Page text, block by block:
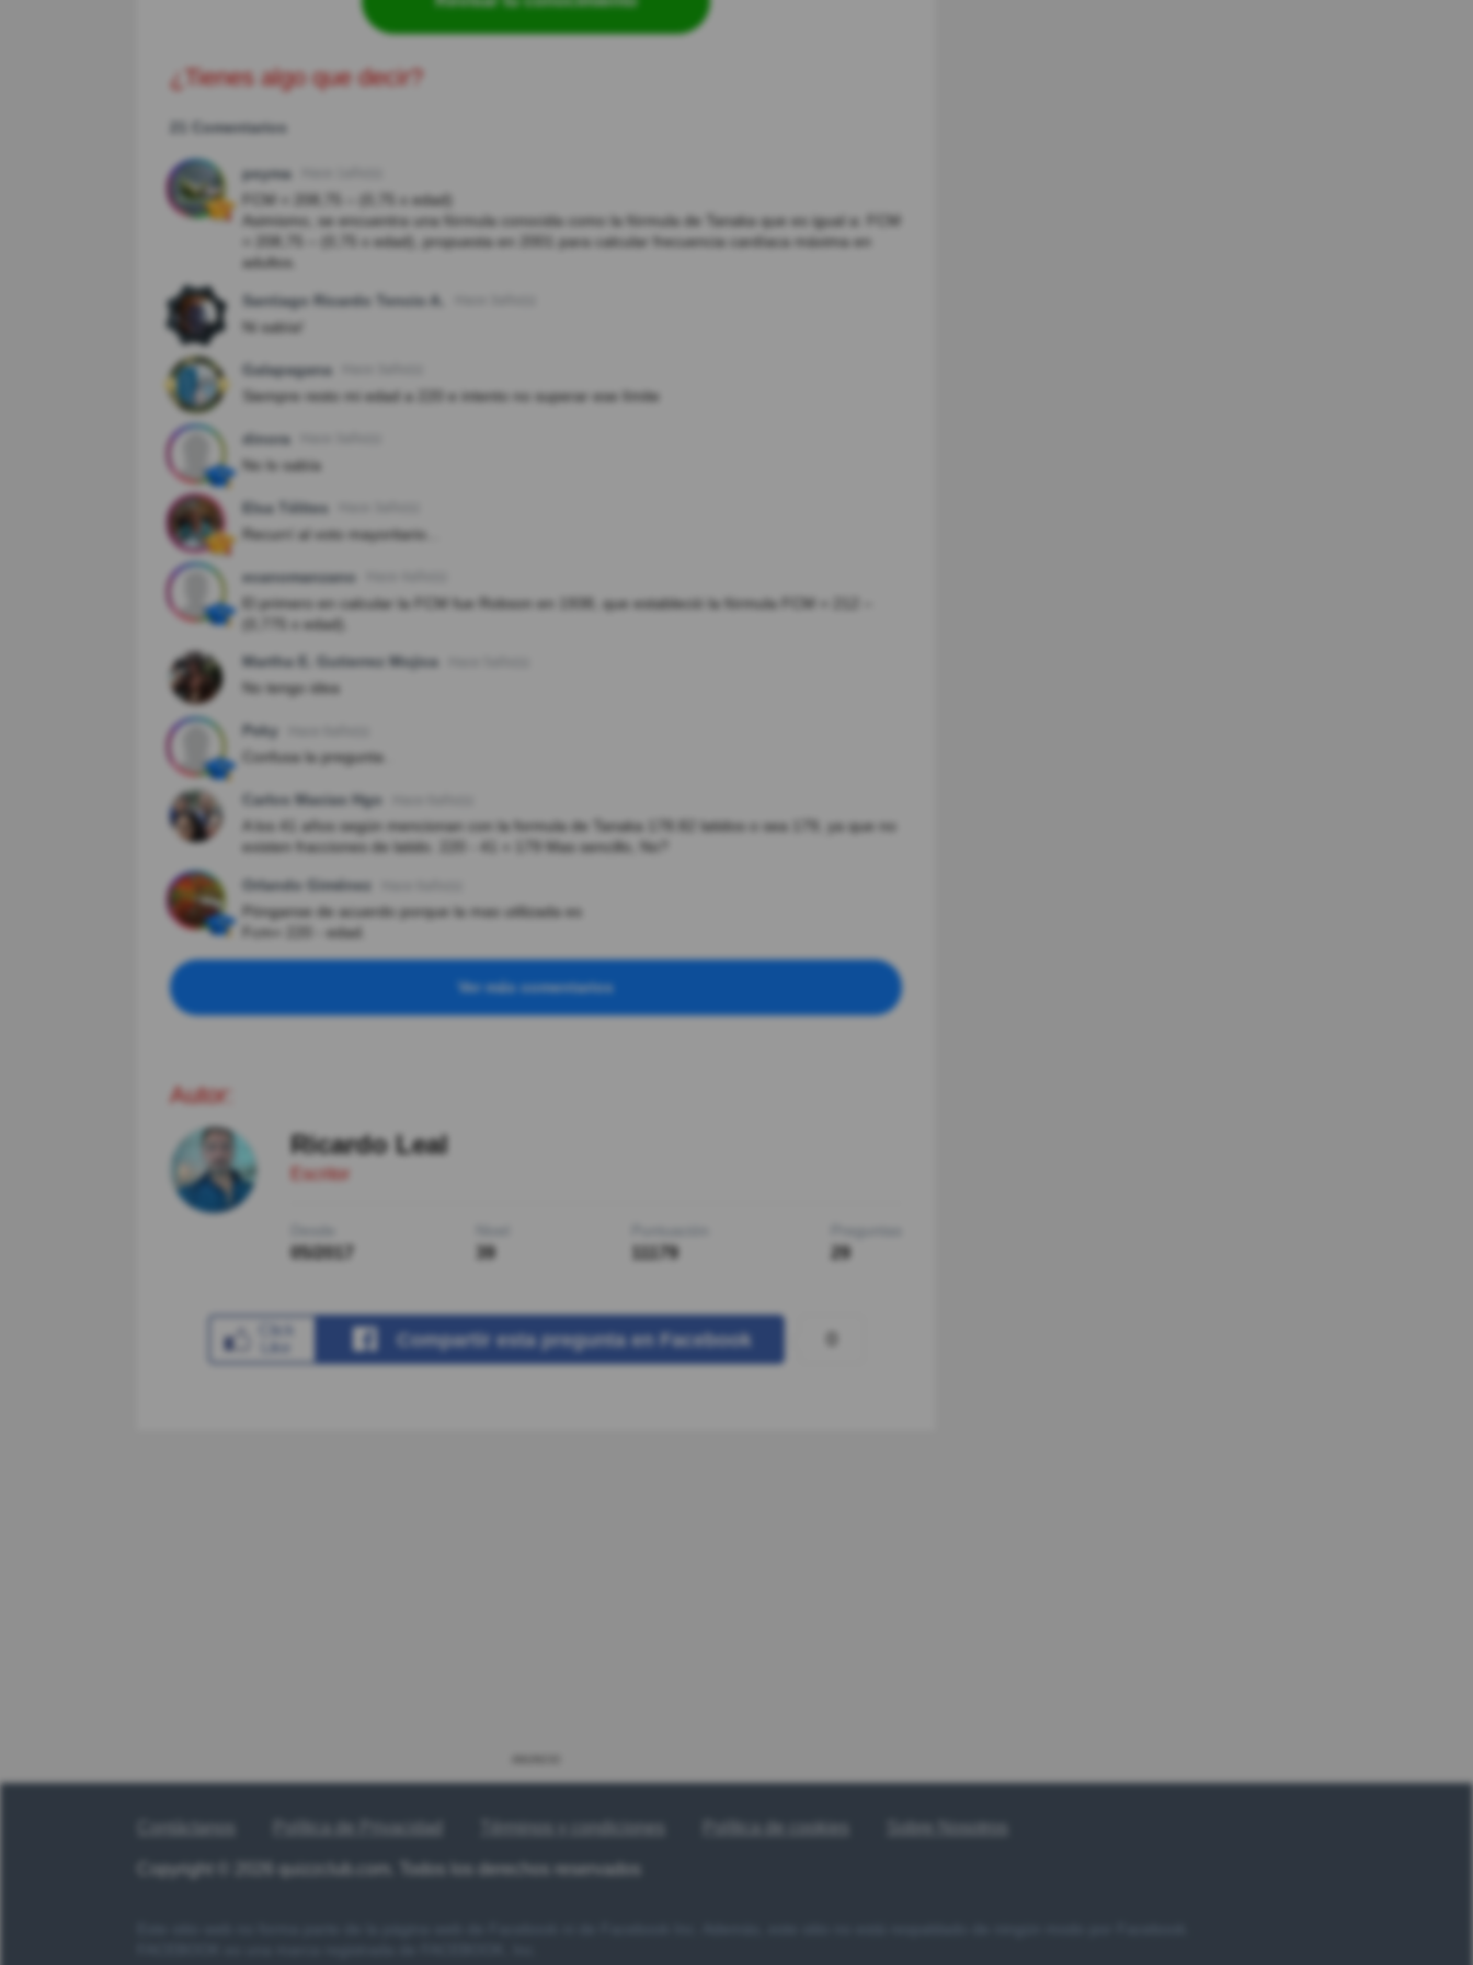
¿Tienes algo que decir?
21 Comentarios
peyma
FCM = 208,75 – (0,75 x edad)
Asimismo, se encuentra una fórmula conocida como la fórmula de Tanaka que es igual a: FCM
= 208,75 – (0,75 x edad), propuesta en 2001 para calcular frecuencia cardíaca máxima en
adultos.
Santiago Ricardo Tencio A.
Ni sabía!
Galapagana
Siempre resto mi edad a 220 e intento no superar ese límite
dinora
No lo sabía
Elsa Télites
Recurrí al voto mayoritario...
ecanomanzano
El primero en calcular la FCM fue Robson en 1938, que estableció la fórmula FCM = 212 –
(0,775 x edad).
Martha E. Gutierrez Mojica
No tengo idea
Peky
Confusa la pregunta .
Carlos Macias Hgo
A los 41 años según mencionan con la formula de Tanaka 178.82 latidos o sea 179, ya que no
existen fracciones de latido. 220 - 41 = 179 Mas sencillo, No?
Orlando Giménez
Pónganse de acuerdo porque la mas utilizada es
Fcm= 220 - edad.
Ver más comentarios
Autor:
Ricardo Leal
Escritor
05/2017 39 11179 29
Compartir esta preguntaen Facebook
Contáctanos Política de Privacidad Términos y condiciones
Copyright © 2026 quizzclub.com. Todos los derechos reservados